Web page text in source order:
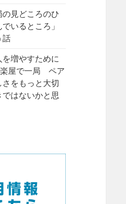
見どころのひ
いるところ」
話
増やすために
屋で一局 ペア
をもっと大切
はないかと思